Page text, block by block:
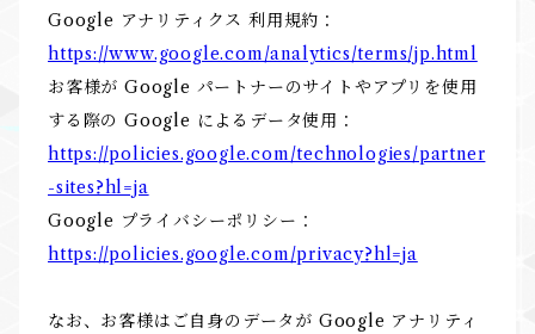
Google アナリティクス 利用規約：
https://www.google.com/analytics/terms/jp.html
お客様が Google パートナーのサイトやアプリを使用
する際の Google によるデータ使用：
https://policies.google.com/technologies/partner
-sites?hl=ja
Google プライバシーポリシー：
https://policies.google.com/privacy?hl=ja
なお、お客様はご自身のデータが Google アナリティ